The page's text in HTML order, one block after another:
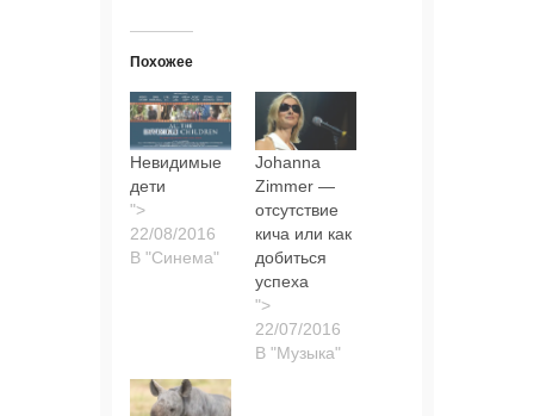
Похожее
Невидимые
дети
">
В "Синема"
Johanna
Zimmer —
отсутствие
кича или как
добиться
успеха
">
В "Музыка"